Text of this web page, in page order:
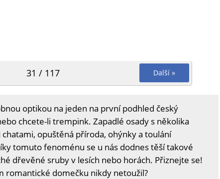
Další »
31 / 117
optikou na jeden na první podhled český
chcete-li trempink. Zapadlé osady s několika
opuštěná příroda, ohýnky a toulání
tomuto fenoménu se u nás dodnes těší takové
dřevěné sruby v lesích nebo horách. Přiznejte se!
romantické domečku nikdy netoužil?